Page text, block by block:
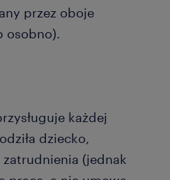
przez oboje
osobno).
każdej
dziecko,
(jednak